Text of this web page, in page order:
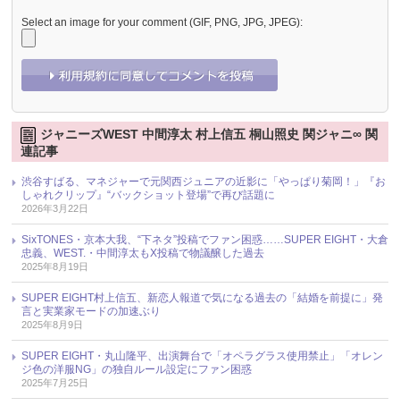
Select an image for your comment (GIF, PNG, JPG, JPEG):
ジャニーズWEST 中間淳太 村上信五 桐山照史 関ジャニ∞ 関
連記事
渋谷すばる、マネジャーで元関西ジュニアの近影に「やっぱり菊岡！」『お
しゃれクリップ』“バックショット登場”で再び話題に
2026年3月22日
SixTONES・京本大我、“下ネタ”投稿でファン困惑……SUPER EIGHT・大倉
忠義、WEST.・中間淳太もX投稿で物議醸した過去
2025年8月19日
SUPER EIGHT村上信五、新恋人報道で気になる過去の「結婚を前提に」発
言と実業家モードの加速ぶり
2025年8月9日
SUPER EIGHT・丸山隆平、出演舞台で「オペラグラス使用禁止」「オレン
ジ色の洋服NG」の独自ルール設定にファン困惑
2025年7月25日